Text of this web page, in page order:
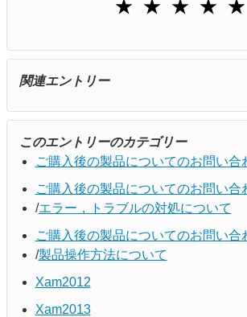
★1 Star
★2 Stars
★ 3 Stars
★ 4
★
関連エントリー
このエントリーのカテゴリー
ご購入後の製品についてのお問い合
ご購入後の製品についてのお問い合
エラー，トラブルの対処について
ご購入後の製品についてのお問い合
製品操作方法について
Xam2012
Xam2013